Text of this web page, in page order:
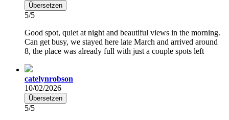
Übersetzen
5/5
Good spot, quiet at night and beautiful views in the morning.
Can get busy, we stayed here late March and arrived around
8, the place was already full with just a couple spots left
catelynrobson
10/02/2026
Übersetzen
5/5